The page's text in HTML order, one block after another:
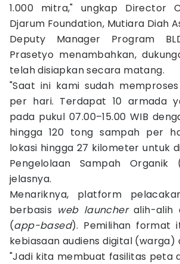
1.000 mitra," ungkap Director
Djarum Foundation, Mutiara Diah
Deputy Manager Program
Prasetyo menambahkan,
telah disiapkan secara matang.
"Saat ini kami sudah
per hari. Terdapat 10 armada
pada pukul 07.00–15.00 WIB
hingga 120 tong sampah per
lokasi hingga 27 kilometer untuk
Pengelolaan Sampah Organik
jelasnya.
Menariknya, platform
berbasis web launcheralih-alih
(app-based). Pemilihan format
kebiasaan audiens digital (warga)
"Jadi kita membuat fasilitas peta